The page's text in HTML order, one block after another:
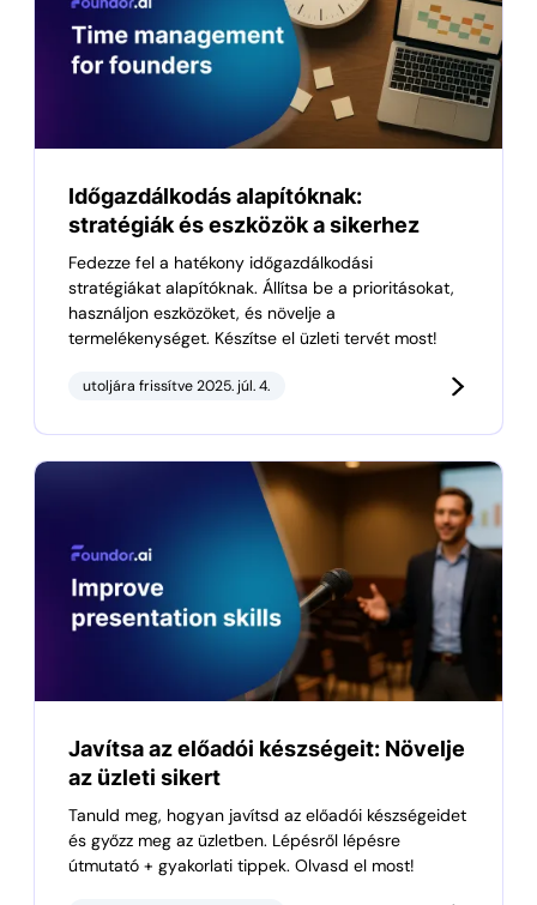
Időgazdálkodás alapítóknak:
stratégiák és eszközök a sikerhez
Fedezze fel a hatékony időgazdálkodási
stratégiákat alapítóknak. Állítsa be a prioritásokat,
használjon eszközöket, és növelje a
termelékenységet. Készítse el üzleti tervét most!
utoljára frissítve 2025. júl. 4.
Javítsa az előadói készségeit: Növelje
az üzleti sikert
Tanuld meg, hogyan javítsd az előadói készségeidet
és győzz meg az üzletben. Lépésről lépésre
útmutató + gyakorlati tippek. Olvasd el most!